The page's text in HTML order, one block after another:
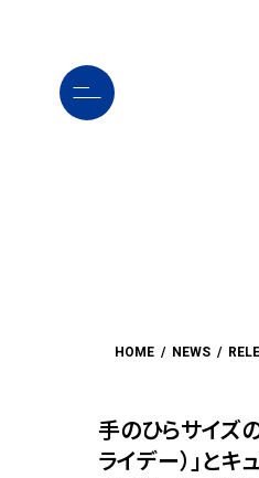
HOME NEWS
手のひらサイズ
ライデー）」とキ